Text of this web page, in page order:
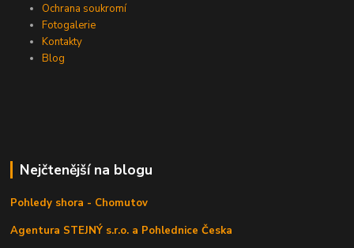
Ochrana soukromí
Fotogalerie
Kontakty
Blog
Nejčtenější na blogu
Pohledy shora - Chomutov
Agentura STEJNÝ s.r.o. a Pohlednice Česka